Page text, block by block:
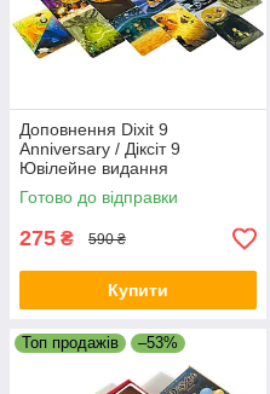
Доповнення Dixit 9
Anniversary / Діксіт 9
Ювілейне видання
(Настільна гра Діксіт) Нове
видання! УКР
Готово до відправки
275 ₴ 590 ₴
Купити
Топ продажів –53%